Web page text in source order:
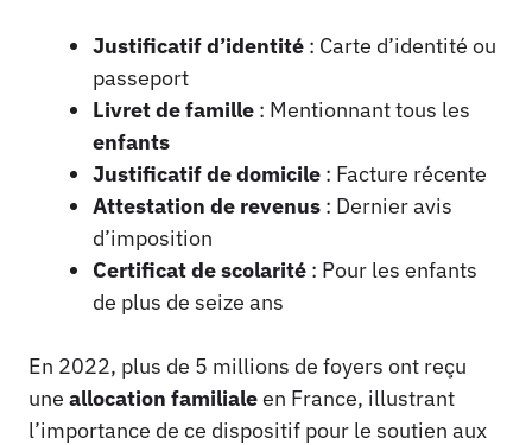
Justificatif d’identité : Carte d’identité ou
passeport
Livret de famille : Mentionnant tous les
enfants
Justificatif de domicile : Facture récente
Attestation de revenus : Dernier avis
d’imposition
Certificat de scolarité : Pour les enfants
de plus de seize ans
En 2022, plus de 5 millions de foyers ont reçu
une allocation familialeen France, illustrant
l’importance de ce dispositif pour le soutien aux